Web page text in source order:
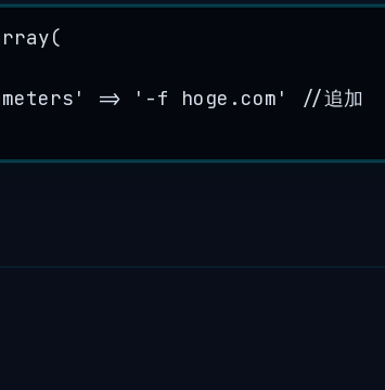
(
' => ' -f hoge.com '
//追加